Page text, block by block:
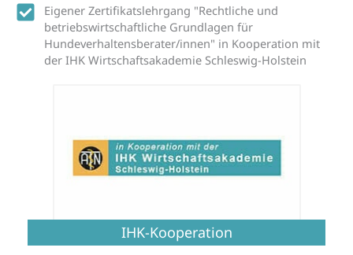
Eigener Zertifikatslehrgang "Rechtliche und
betriebswirtschaftliche Grundlagen für
Hundeverhaltensberater/innen" in Kooperation mit
der IHK Wirtschaftsakademie Schleswig-Holstein
IHK-Kooperation